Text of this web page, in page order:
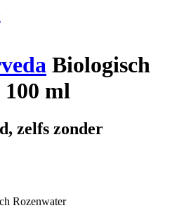
Biologisch
100 ml
zelfs zonder
Rozenwater